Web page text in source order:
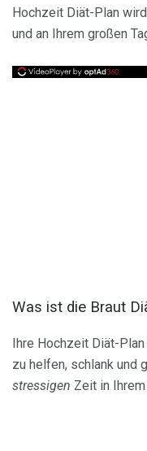
Hochzeit Diät-Plan
und an Ihrem großen
Was ist die Braut
Ihre Hochzeit Diät-
zu helfen, schlank und
stressigen Zeit in